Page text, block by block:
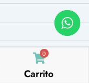
0
Carrito